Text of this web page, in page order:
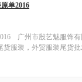
单2016
广州市殷艺魅服饰
服装，外贸服装尾货